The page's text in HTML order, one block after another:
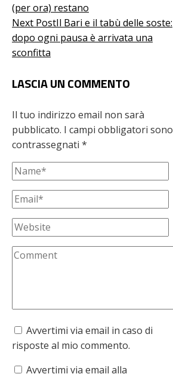
(per ora) restano
Next PostIl Bari e il tabù delle soste:
dopo ogni pausa è arrivata una
sconfitta
LASCIA UN COMMENTO
Il tuo indirizzo email non sarà
pubblicato. I campi obbligatori sono
contrassegnati *
Avvertimi via email in caso di
risposte al mio commento.
Avvertimi via email alla